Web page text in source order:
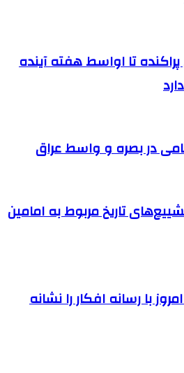
تا اواسط هفته آینده
در بصره و واسط عراق
تاریخ مربوط به امامین
با رسانه افکار را نشانه